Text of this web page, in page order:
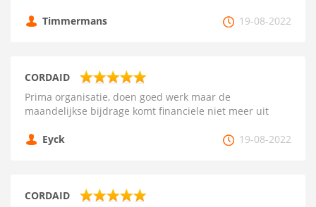
Timmermans 19-08-2022
CORDAID
Prima organisatie, doen goed werk maar de
maandelijkse bijdrage komt financiele niet meer uit
Eyck 19-08-2022
CORDAID